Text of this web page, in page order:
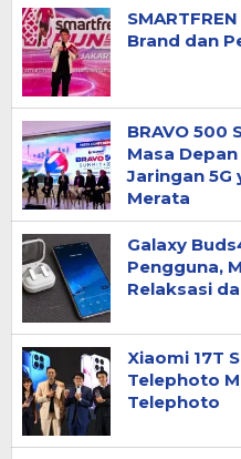
Brand dan
BRAVO 500
Masa
Jaringan 5G
Merata
Galaxy
Pengguna,
Relaksasi
Xiaomi 17T
Telephoto
Telephoto